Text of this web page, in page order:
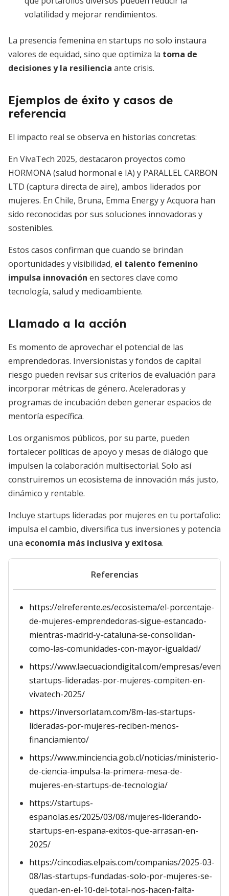
volatilidad y mejorar rendimientos.
La presencia femenina en startups no solo instaura
valores de equidad, sino que optimiza la toma de
decisiones y la resiliencia ante crisis.
Ejemplos de éxito y casos de
referencia
El impacto real se observa en historias concretas:
En VivaTech 2025, destacaron proyectos como
HORMONA (salud hormonal e IA) y PARALLEL CARBON
LTD (captura directa de aire), ambos liderados por
mujeres. En Chile, Bruna, Emma Energy y Acquora han
sido reconocidas por sus soluciones innovadoras y
sostenibles.
Estos casos confirman que cuando se brindan
oportunidades y visibilidad, el talento femenino
impulsa innovación en sectores clave como
tecnología, salud y medioambiente.
Llamado a la acción
Es momento de aprovechar el potencial de las
emprendedoras. Inversionistas y fondos de capital
riesgo pueden revisar sus criterios de evaluación para
incorporar métricas de género. Aceleradoras y
programas de incubación deben generar espacios de
mentoría específica.
Los organismos públicos, por su parte, pueden
fortalecer políticas de apoyo y mesas de diálogo que
impulsen la colaboración multisectorial. Solo así
construiremos un ecosistema de innovación más justo,
dinámico y rentable.
Incluye startups lideradas por mujeres en tu portafolio:
impulsa el cambio, diversifica tus inversiones y potencia
una economía más inclusiva y exitosa.
Referencias
https://elreferente.es/ecosistema/el-porcentaje-
de-mujeres-emprendedoras-sigue-estancado-
mientras-madrid-y-cataluna-se-consolidan-
como-las-comunidades-con-mayor-igualdad/
https://www.laecuaciondigital.com/empresas/
startups-lideradas-por-mujeres-compiten-en-
vivatech-2025/
https://inversorlatam.com/8m-las-startups-
lideradas-por-mujeres-reciben-menos-
financiamiento/
https://www.minciencia.gob.cl/noticias/ministerio-
de-ciencia-impulsa-la-primera-mesa-de-
mujeres-en-startups-de-tecnologia/
https://startups-
espanolas.es/2025/03/08/mujeres-liderando-
startups-en-espana-exitos-que-arrasan-en-
2025/
https://cincodias.elpais.com/companias/2025-03-
08/las-startups-fundadas-solo-por-mujeres-se-
quedan-en-el-10-del-total-nos-hacen-falta-